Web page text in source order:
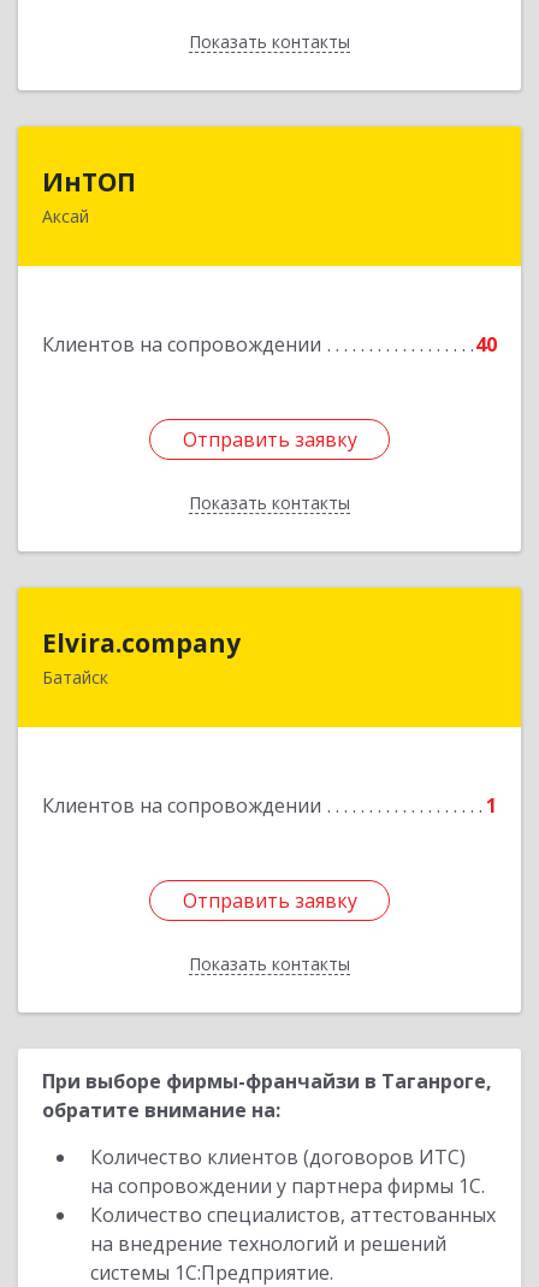
Показать контакты
Назад
ИнТОП
Аксай
Клиентов на сопровождении 40
Отправить заявку
Показать контакты
344000, Ростов-на-Дону г, Буденновский пр-кт,
Отправить заявку
Назад
Elvira.company
Батайск
Клиентов на сопровождении 1
Отправить заявку
Показать контакты
Отправить заявку
Назад
При выборе фирмы-франчайзи в Таганроге,
обратите внимание на:
Количество клиентов (договоров ИТС)
на сопровождении у партнера фирмы 1С.
Количество специалистов, аттестованных
на внедрение технологий и решений
системы 1С:Предприятие.